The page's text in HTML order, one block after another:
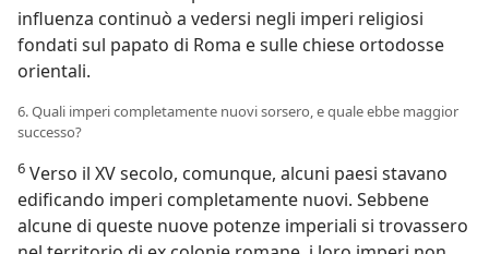
influenza continuò a vedersi negli imperi religiosi
fondati sul papato di Roma e sulle chiese ortodosse
orientali.
6. Quali imperi completamente nuovi sorsero, e quale ebbe maggior
successo?
6 Verso il XV secolo, comunque, alcuni paesi stavano
edificando imperi completamente nuovi. Sebbene
alcune di queste nuove potenze imperiali si trovassero